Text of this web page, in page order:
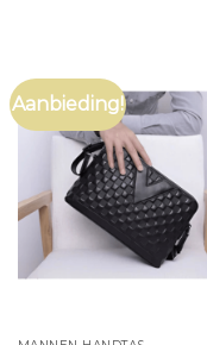
Aanbieding!